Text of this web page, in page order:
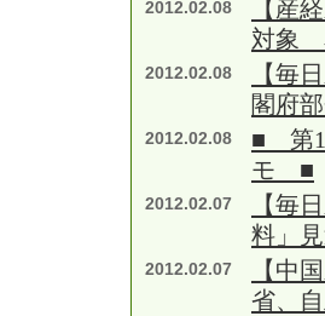
2012.02.08
【産
対象
2012.02.08
【毎
閣府
2012.02.08
■ 第
モ ■
2012.02.07
【毎
料」
2012.02.07
【中
省、